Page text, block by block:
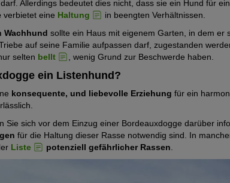
Allerdings bedeutet dies nicht, dass sie ein Hund für
verbietet eine Haltung
in beengten Verhältnissen.
Wachhund sollte ein Haus mit eigenem Garten, in dem er
auf seine Familie aufpassen darf, zugestanden
selten bellt , wenig Grund zur Beschwerde haben.
ein Listenhund?
konsequente, und liebevolle Erziehung für ein
Sie sich vor dem Einzug einer Bordeauxdogge darüber
für die Haltung dieser Rasse notwendig sind. In
Liste potenziell gefährlicher Rassen.